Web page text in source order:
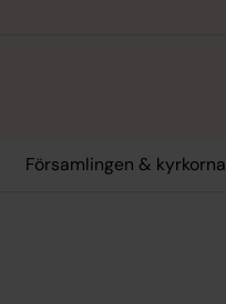
Församlingen & kyrkorna